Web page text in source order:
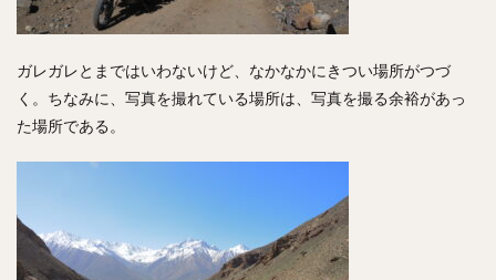
ガレガレとまではいわないけど、なかなかにきつい場所がつづ
く。ちなみに、写真を撮れている場所は、写真を撮る余裕があっ
た場所である。